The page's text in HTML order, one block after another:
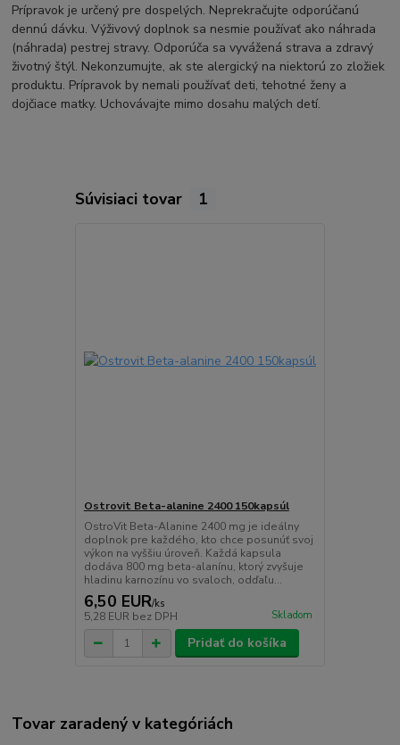
Prípravok je určený pre dospelých. Neprekračujte odporúčanú
dennú dávku. Výživový doplnok sa nesmie používať ako náhrada
(náhrada) pestrej stravy. Odporúča sa vyvážená strava a zdravý
životný štýl. Nekonzumujte, ak ste alergický na niektorú zo zložiek
produktu. Prípravok by nemali používať deti, tehotné ženy a
dojčiace matky. Uchovávajte mimo dosahu malých detí.
Súvisiaci tovar 1
Ostrovit Beta-alanine 2400 150kapsúl
OstroVit Beta-Alanine 2400 mg je ideálny
doplnok pre každého, kto chce posunúť svoj
výkon na vyššiu úroveň. Každá kapsula
dodáva 800 mg beta-alanínu, ktorý zvyšuje
hladinu karnozínu vo svaloch, odďaľu...
6,50 EUR/ks
5,28 EUR bez DPH Skladom
Pridať do košíka
Tovar zaradený v kategóriách